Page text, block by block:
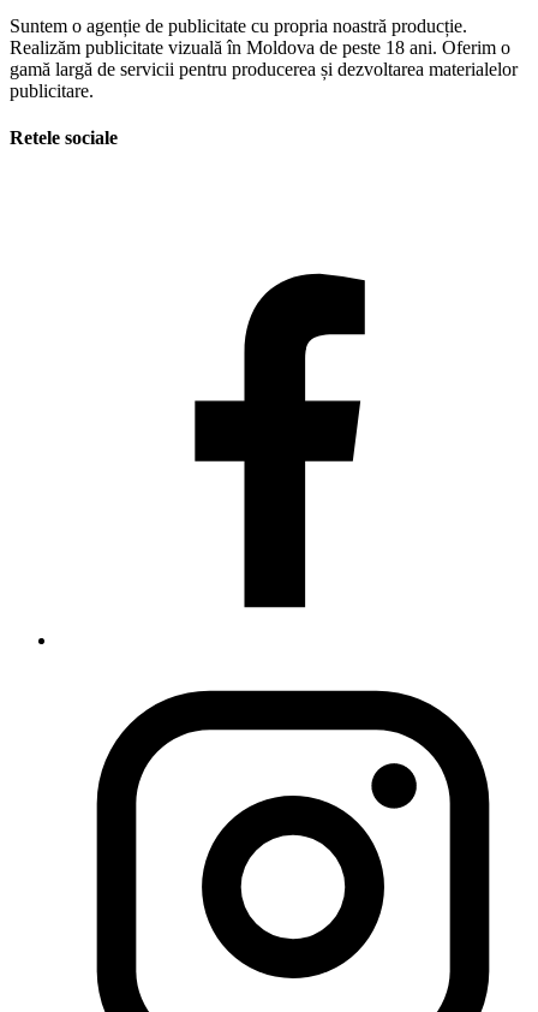
Suntem o agenție de publicitate cu propria noastră producție.
Realizăm publicitate vizuală în Moldova de peste 18 ani. Oferim o
gamă largă de servicii pentru producerea și dezvoltarea materialelor
publicitare.
Retele sociale